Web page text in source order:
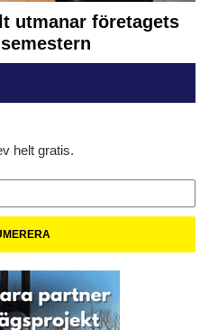
utmanar företagets
helt gratis.